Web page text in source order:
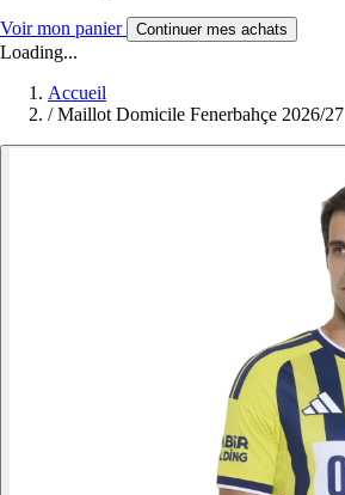
Voir mon panier Continuer mes achats
Loading...
Accueil
/ Maillot Domicile Fenerbahçe 2026/27